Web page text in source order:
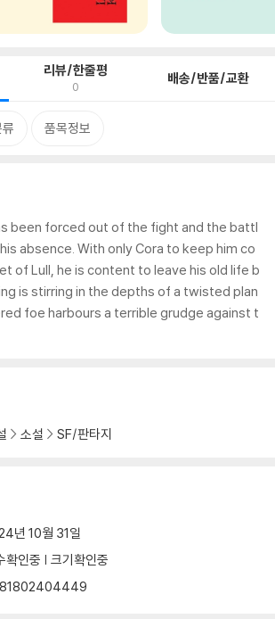
리뷰/한줄평
0 배송/반품/교환
품목정보
been forced out of the fight and the battl
absence. With only Cora to keep him co
of Lull, he is content to leave his old life b
is stirring in the depths of a twisted plan
foe harbours a terrible grudge against t
소설 SF/판타지
년 10월 31일
확인중 | 크기확인중